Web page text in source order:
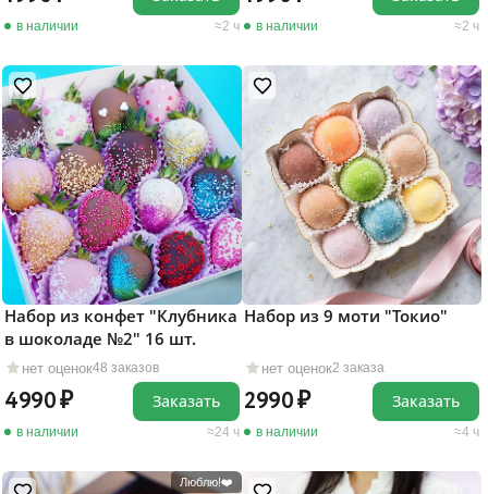
в наличии 2 ч в наличии 2 ч
нет оценок48 заказов
Набор из конфет "Клубника
в шоколаде №2" 16 шт.
4990
в наличии 24 ч
Заказать
нет оценок2 заказа
Набор из 9 моти "Токио"
2990
в наличии 4 ч
Заказать
Люблю!❤️